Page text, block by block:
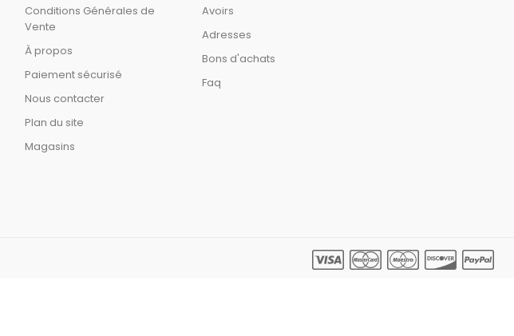
Conditions Générales de
Vente
À propos
Paiement sécurisé
Nous contacter
Plan du site
Magasins
Avoirs
Adresses
Bons d'achats
Faq